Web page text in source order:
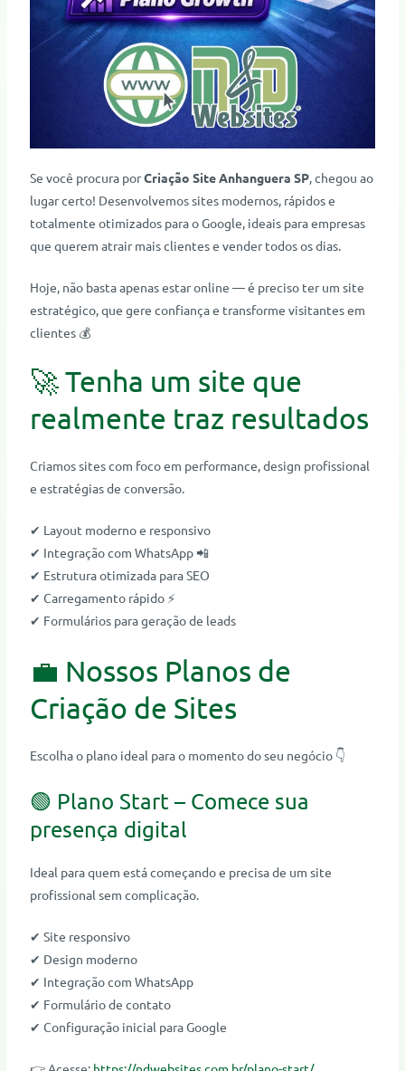
Se você procura porCriação Site Anhanguera SP, chegou ao
lugar certo! Desenvolvemos sites modernos, rápidos e
totalmente otimizados para o Google, ideais para empresas
que querem atrair mais clientes e vender todos os dias.
Hoje, não basta apenas estar online — é preciso ter um site
estratégico, que gere confiança e transforme visitantes em
clientes 💰
🚀 Tenha um site que
realmente traz resultados
Criamos sites com foco em performance, design profissional
e estratégias de conversão.
✔ Layout moderno e responsivo
✔ Integração com WhatsApp 📲
✔ Estrutura otimizada para SEO
✔ Carregamento rápido ⚡
✔ Formulários para geração de leads
💼 Nossos Planos de
Criação de Sites
Escolha o plano ideal para o momento do seu negócio 👇
🟢 Plano Start – Comece sua
presença digital
Ideal para quem está começando e precisa de um site
profissional sem complicação.
✔ Site responsivo
✔ Design moderno
✔ Integração com WhatsApp
✔ Formulário de contato
✔ Configuração inicial para Google